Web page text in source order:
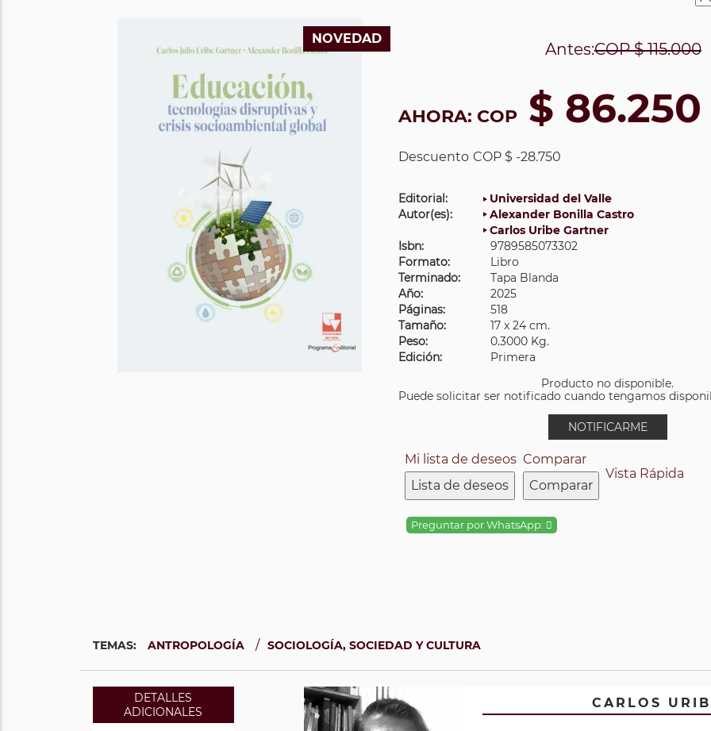
NOVEDAD
Antes:COP$ 115.000
AHORA: COP $ 86.250
Descuento COP $ -28.750
Editorial:
Universidad del Valle
Autor(es):
Alexander Bonilla Castro
Carlos Uribe Gartner
Isbn:
9789585073302
Formato:
Libro
Terminado:
Tapa Blanda
Año:
2025
Páginas:
518
Tamaño:
17 x 24 cm.
Peso:
0.3000 Kg.
Edición:
Primera
Producto no disponible.
Puede solicitar ser notificado cuando tengamos
NOTIFICARME
Mi lista de deseos
Lista de deseos
Comparar
Comparar
Vista Rápida
Preguntar por WhatsApp:
TEMAS: ANTROPOLOGÍA / SOCIOLOGÍA, SOCIEDAD Y CULTURA
DETALLES
ADICIONALES
CARLOS